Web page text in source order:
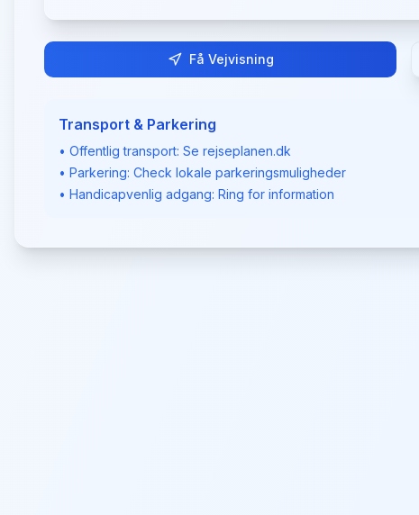
Få Vejvisning
Transport & Parkering
• Offentlig transport: Se rejseplanen.dk
• Parkering: Check lokale parkeringsmuligheder
• Handicapvenlig adgang: Ring for information